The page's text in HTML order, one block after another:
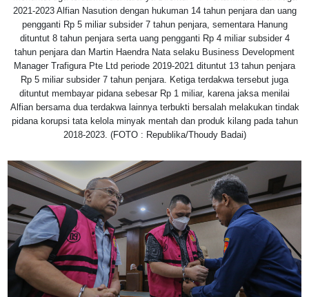
2021-2023 Alfian Nasution dengan hukuman 14 tahun penjara dan uang
pengganti Rp 5 miliar subsider 7 tahun penjara, sementara Hanung
dituntut 8 tahun penjara serta uang pengganti Rp 4 miliar subsider 4
tahun penjara dan Martin Haendra Nata selaku Business Development
Manager Trafigura Pte Ltd periode 2019-2021 dituntut 13 tahun penjara
Rp 5 miliar subsider 7 tahun penjara. Ketiga terdakwa tersebut juga
dituntut membayar pidana sebesar Rp 1 miliar, karena jaksa menilai
Alfian bersama dua terdakwa lainnya terbukti bersalah melakukan tindak
pidana korupsi tata kelola minyak mentah dan produk kilang pada tahun
2018-2023. (FOTO : Republika/Thoudy Badai)